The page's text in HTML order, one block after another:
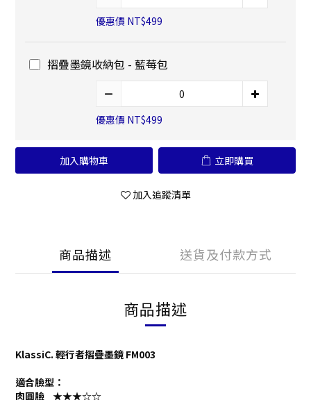
優惠價 NT$499
摺疊墨鏡收納包 - 藍莓包
優惠價 NT$499
加入購物車 立即購買
加入追蹤清單
商品描述 送貨及付款方式
商品描述
KlassiC. 輕行者摺疊墨鏡 FM003
適合臉型：
肉圓臉 ★★★☆☆